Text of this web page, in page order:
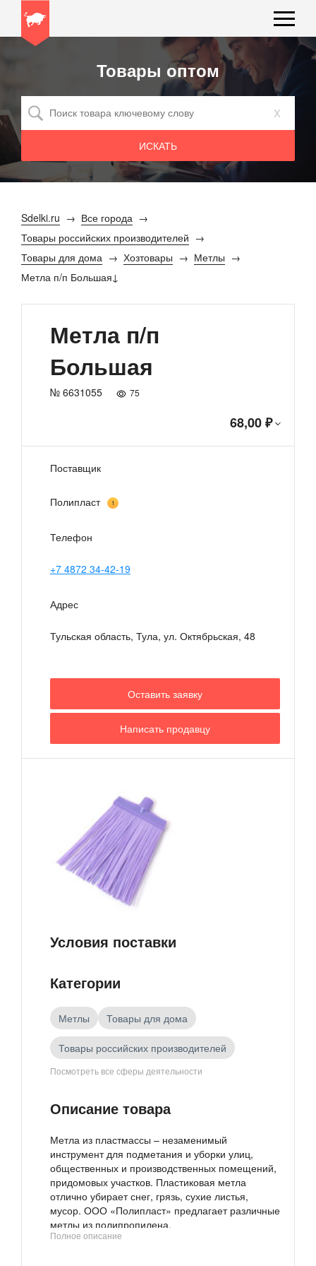
Товары оптом
x
Sdelki.ru
Все города
Товары российских производителей
Товары для дома
Хозтовары
Метлы
Метла п/п Большая
Метла п/п
Большая
№ 6631055 75
68,00 ₽
Поставщик
Полипласт 1
Телефон
+7 4872 34-42-19
Адрес
Тульская область, Тула, ул. Октябрьская, 48
Оставить заявку
Написать продавцу
Условия поставки
Категории
Метлы Товары для дома
Товары российских производителей
Хозтовары
Посмотреть все сферы деятельности
Описание товара
Метла из пластмассы – незаменимый
инструмент для подметания и уборки улиц,
общественных и производственных помещений,
придомовых участков. Пластиковая метла
отлично убирает снег, грязь, сухие листья,
мусор. ООО «Полипласт» предлагает различные
метлы из полипропилена.
Цена актуальна при покупке товара в количестве
Полное описание